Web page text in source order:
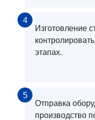
4
Изготовление
этапах.
5
Отправка
производство